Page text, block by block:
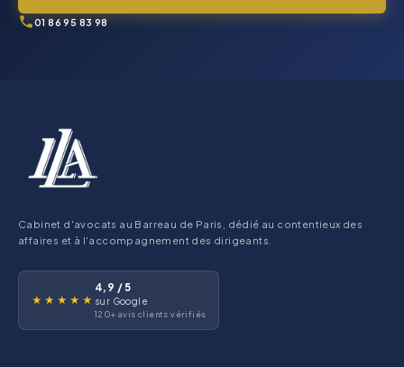
01 86 95 83 98
Cabinet d'avocats au Barreau de Paris, dédié au contentieux des
affaires et à l'accompagnement des dirigeants.
★★★★★
4,9 / 5
sur Google
120+ avis clients vérifiés